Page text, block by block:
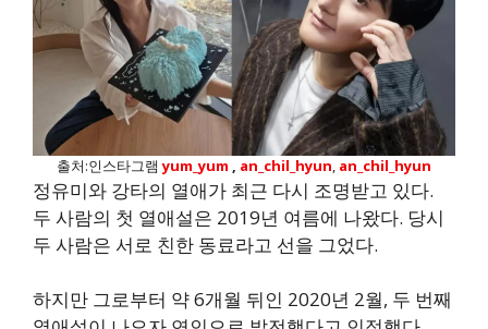
출처:인스타그램yum_yum , an_chil_hyun, an_chil_hyun
정유미와 강타의 열애가 최근 다시 조명받고 있다.
두 사람의 첫 열애설은 2019년 여름에 나왔다. 당시
두 사람은 서로 친한 동료라고 선을 그었다.
하지만 그로부터 약 6개월 뒤인 2020년 2월, 두 번째